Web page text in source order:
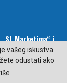
Marketima“ i
vašeg iskustva.
odustati ako